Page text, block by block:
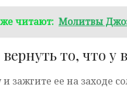
же читают: Молитвы
то, что у
и зажгите ее на заходе